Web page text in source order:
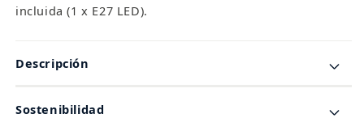
incluida (1 x E27 LED).
Descripción
Sostenibilidad